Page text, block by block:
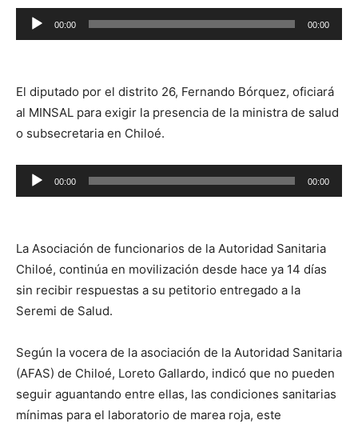
Reproductor
de
00:00 00:00
El diputado por el distrito 26, Fernando Bórquez, oficiará
al MINSAL para exigir la presencia de la ministra de salud
o subsecretaria en Chiloé.
Reproductor
de
00:00 00:00
La Asociación de funcionarios de la Autoridad Sanitaria
Chiloé, continúa en movilización desde hace ya 14 días
sin recibir respuestas a su petitorio entregado a la
Seremi de Salud.
Según la vocera de la asociación de la Autoridad Sanitaria
(AFAS) de Chiloé, Loreto Gallardo, indicó que no pueden
seguir aguantando entre ellas, las condiciones sanitarias
mínimas para el laboratorio de marea roja, este